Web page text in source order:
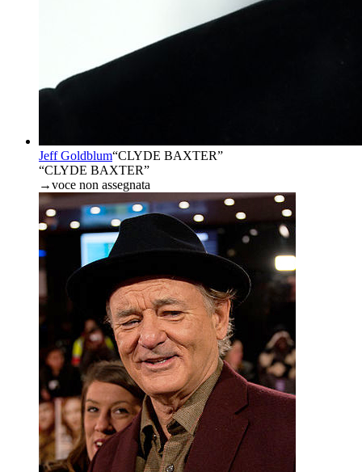
Jeff Goldblum“CLYDE BAXTER”
“CLYDE BAXTER”
→voce non assegnata